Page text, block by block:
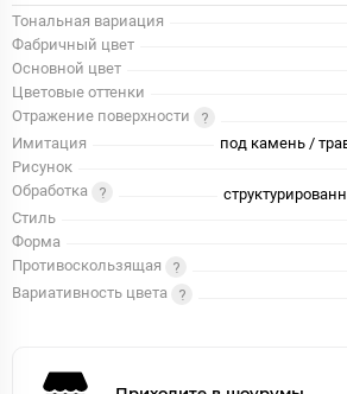
Тональная вариация
Фабричный цвет
Основной цвет
Цветовые оттенки
Отражение поверхности
Имитация
под камень /
Рисунок
Обработка
Стиль
Форма
Противоскользящая
Вариативность цвета